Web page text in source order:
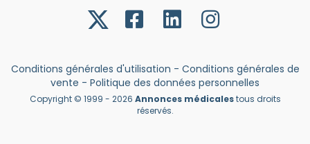
Se connecter avec LinkedIn
Inscrivez-vous en un clic !
Créer un compte
Conditions générales d'utilisation - Conditions générales de
vente - Politique des données personnelles
Copyright © 1999 - 2026 Annonces médicalestous droits
réservés.